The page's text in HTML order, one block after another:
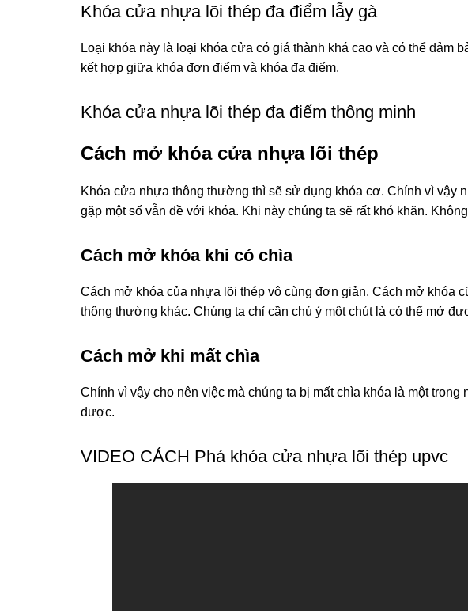
Khóa cửa nhựa lõi thép đa điểm lẫy gà
Loại khóa này là loại khóa cửa có giá thành khá cao và có thể đảm
kết hợp giữa khóa đơn điểm và khóa đa điểm.
Khóa cửa nhựa lõi thép đa điểm thông minh
Cách mở khóa cửa nhựa lõi thép
Khóa cửa nhựa thông thường thì sẽ sử dụng khóa cơ. Chính vì vậy
gặp một số vẫn đề với khóa. Khi này chúng ta sẽ rất khó khăn.
Cách mở khóa khi có chìa
Cách mở khóa của nhựa lõi thép vô cùng đơn giản. Cách mở khóa
thông thường khác. Chúng ta chỉ cần chú ý một chút là có thể mở
Cách mở khi mất chìa
Chính vì vậy cho nên việc mà chúng ta bị mất chìa khóa là một trong
được.
VIDEO CÁCH Phá khóa cửa nhựa lõi thép upvc